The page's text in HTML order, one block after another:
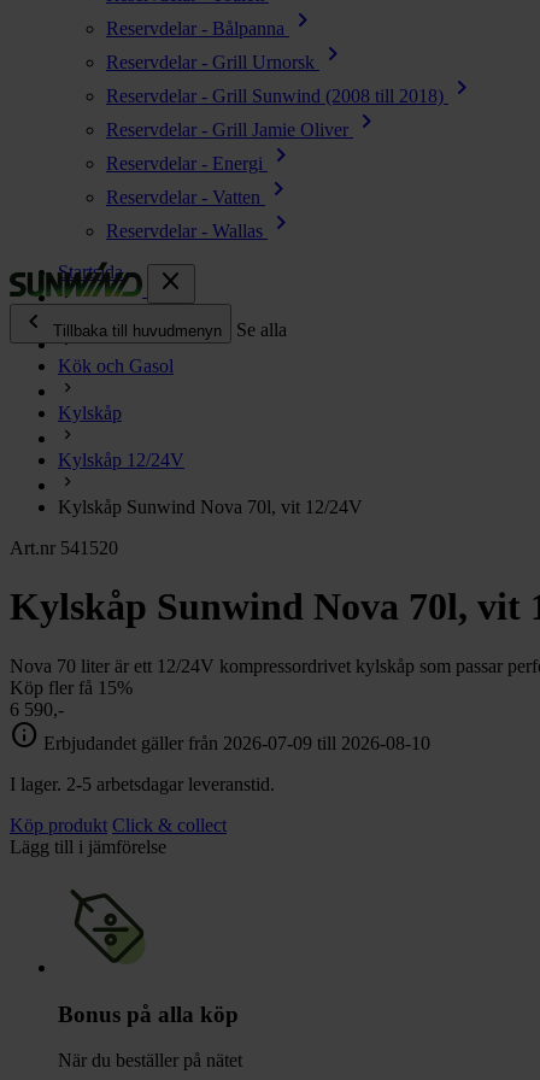
Reservdelar - Bålpanna chevron_right
Reservdelar - Grill Urnorsk chevron_right
Reservdelar - Grill Sunwind (2008 till 2018) chevron_right
Reservdelar - Grill Jamie Oliver chevron_right
Reservdelar - Energi chevron_right
Reservdelar - Vatten chevron_right
Reservdelar - Wallas
chevron_right
close
chevron_left
Tillbaka till huvudmenyn Se alla
Energi chevron_right
Kök & Gasol
Värme chevron_right
Vatten chevron_right
Toalett
Grill & Fritid
Lacanche
Startsida
Kök och Gasol
Kylskåp
Kylskåp 12/24V
Kylskåp Sunwind Nova 70l, vit 12/24V
Art.nr 541520
Kylskåp Sunwind Nova 70l, vit
Nova 70 liter är ett 12/24V kompressordrivet kylskåp som passar
Köp fler få 15%
6 590,-
info Erbjudandet gäller från 2026-07-09 till 2026-08-10
I lager. 2-5 arbetsdagar leveranstid.
Köp produkt Click & collect
Lägg till i jämförelse
Bonus på alla köp
När du beställer på nätet